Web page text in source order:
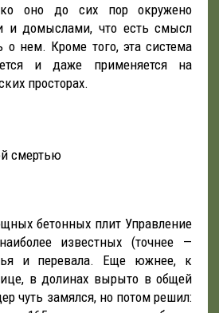
оно до сих пор окружено
и домыслами, что есть смысл
о нем. Кроме того, эта система
и даже применяется на
просторах.
смертью
бетонных плит Управление
известных (точнее —
и перевала. Еще южнее, к
в долинах вырыто в общей
чуть замялся, но потом решил: